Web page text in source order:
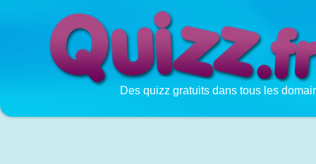
Des quizz gratuits dans tous les